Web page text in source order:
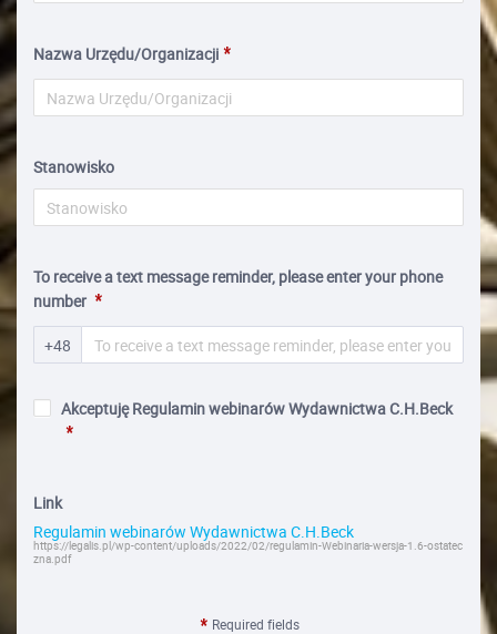
Nazwa Urzędu/Organizacji
Stanowisko
To receive a text message reminder, please enter your phone
number
+48
Akceptuję Regulamin webinarów Wydawnictwa C.H.Beck
Link
Regulamin webinarów Wydawnictwa C.H.Beck
https://legalis.pl/wp-content/uploads/2022/02/regulamin-Webinaria-wersja-1.6-ostatec
zna.pdf
Required fields